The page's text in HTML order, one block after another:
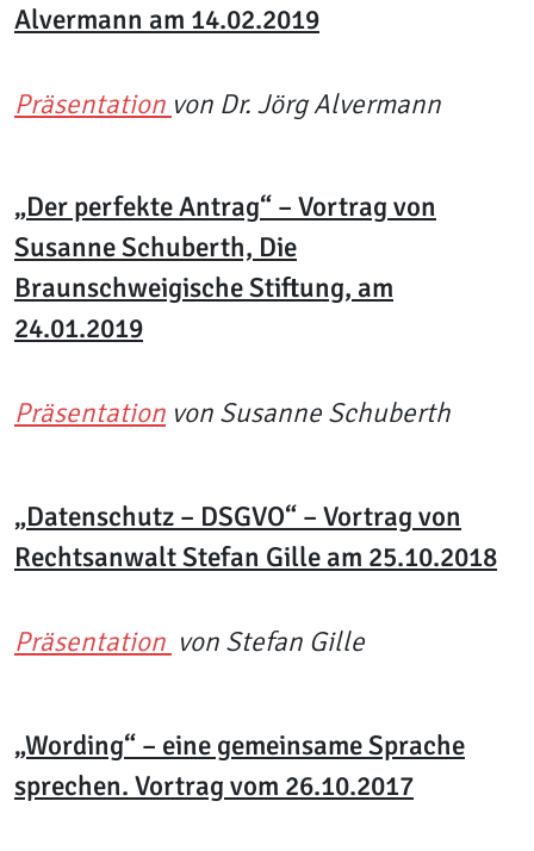
Alvermann am 14.02.2019
Präsentation von Dr. Jörg Alvermann
„Der perfekte Antrag“ – Vortrag von
Susanne Schuberth, Die
Braunschweigische Stiftung, am
24.01.2019
Präsentation von Susanne Schuberth
„Datenschutz – DSGVO“ – Vortrag von
Rechtsanwalt Stefan Gille am 25.10.2018
Präsentation von Stefan Gille
„Wording“ – eine gemeinsame Sprache
sprechen. Vortrag vom 26.10.2017